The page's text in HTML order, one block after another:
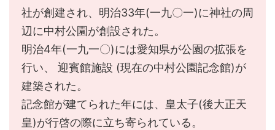
社が創建され、明治33年(一九〇一)に神社の周
辺に中村公園が創設された。
明治4年(一九一〇)には愛知県が公園の拡張を
行い、 迎賓館施設 (現在の中村公園記念館)が
建築された。
記念館が建てられた年には、皇太子(後大正天
皇)が行啓の際に立ち寄られている。